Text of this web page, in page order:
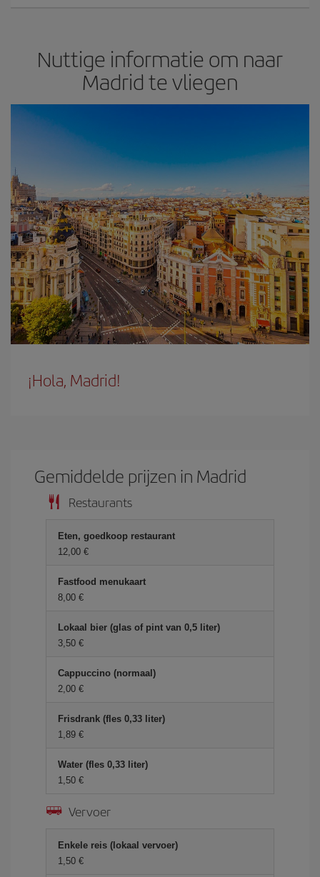
Nuttige informatie om naar
Madrid te vliegen
¡Hola, Madrid!
Gemiddelde prijzen in Madrid
Restaurants
Eten, goedkoop restaurant
12,00 €
Fastfood menukaart
8,00 €
Lokaal bier (glas of pint van 0,5 liter)
3,50 €
Cappuccino (normaal)
2,00 €
Frisdrank (fles 0,33 liter)
1,89 €
Water (fles 0,33 liter)
1,50 €
Vervoer
Enkele reis (lokaal vervoer)
1,50 €